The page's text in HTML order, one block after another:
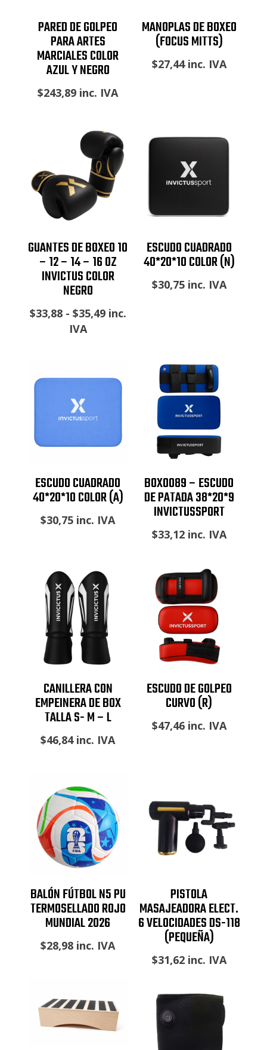
PARED DE GOLPEO
PARA ARTES
MARCIALES COLOR
AZUL Y NEGRO
$243,89 inc. IVA
MANOPLAS DE BOXEO
(FOCUS MITTS)
$27,44 inc. IVA
GUANTES DE BOXEO 10
– 12 – 14 – 16 OZ
INVICTUS COLOR
NEGRO
$33,88 - $35,49Rango
$33,88
hasta
inc.
IVA
ESCUDO CUADRADO
40*20*10 COLOR (N)
$30,75 inc. IVA
ESCUDO CUADRADO
40*20*10 COLOR (A)
$30,75 inc. IVA
BOX0089 – ESCUDO
DE PATADA 38*20*9
INVICTUSSPORT
$33,12 inc. IVA
CANILLERA CON
EMPEINERA DE BOX
TALLA S- M – L
$46,84 inc. IVA
ESCUDO DE GOLPEO
CURVO (R)
$47,46 inc. IVA
BALÓN FÚTBOL N5 PU
TERMOSELLADO ROJO
MUNDIAL 2026
$28,98 inc. IVA
PISTOLA
MASAJEADORA ELECT.
6 VELOCIDADES DS-118
(PEQUEÑA)
$31,62 inc. IVA